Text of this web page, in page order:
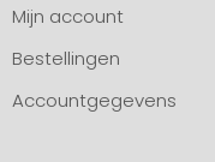
Mijn account
Bestellingen
Accountgegevens